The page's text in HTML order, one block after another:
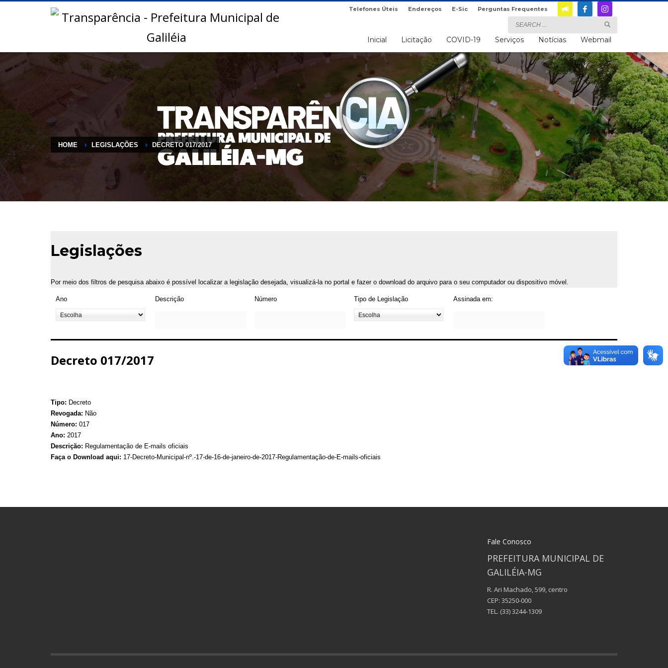
Telefones Úteis Endereços E-Sic Perguntas Frequentes
Inicial Licitação COVID-19 Serviços Notícias Webmail
HOME LEGISLAÇÕES DECRETO 017/2017
Legislações
Por meio dos filtros de pesquisa abaixo é possível localizar a legislação desejada, visualizá-la no portal e fazer o download do arquivo para o seu computador ou dispositivo móvel.
Ano Descrição Número Tipo de Legislação Assinada em:
Decreto 017/2017
Tipo: Decreto
Revogada: Não
Número: 017
Ano: 2017
Descrição: Regulamentação de E-mails oficiais
Faça o Download aqui: 17-Decreto-Municipal-nº.-17-de-16-de-janeiro-de-2017-Regulamentação-de-E-mails-oficiais
Fale Conosco
PREFEITURA MUNICIPAL DE
GALILÉIA-MG
R. Ari Machado, 599, centro
CEP: 35250-000
TEL. (33) 3244-1309